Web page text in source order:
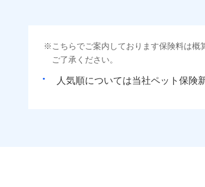
こちらでご案内しております保険料は
ご了承ください。
人気順については当社